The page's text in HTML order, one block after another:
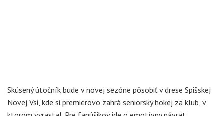
Skúsený útočník bude v novej sezóne pôsobiť v drese Spišskej
Novej Vsi, kde si premiérovo zahrá seniorský hokej za klub, v